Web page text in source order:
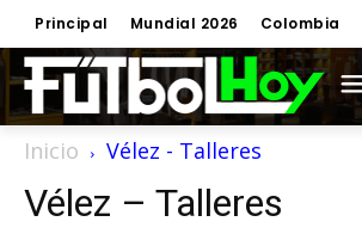
Principal Mundial 2026 Colombia
Inicio Vélez - Talleres
Vélez – Talleres